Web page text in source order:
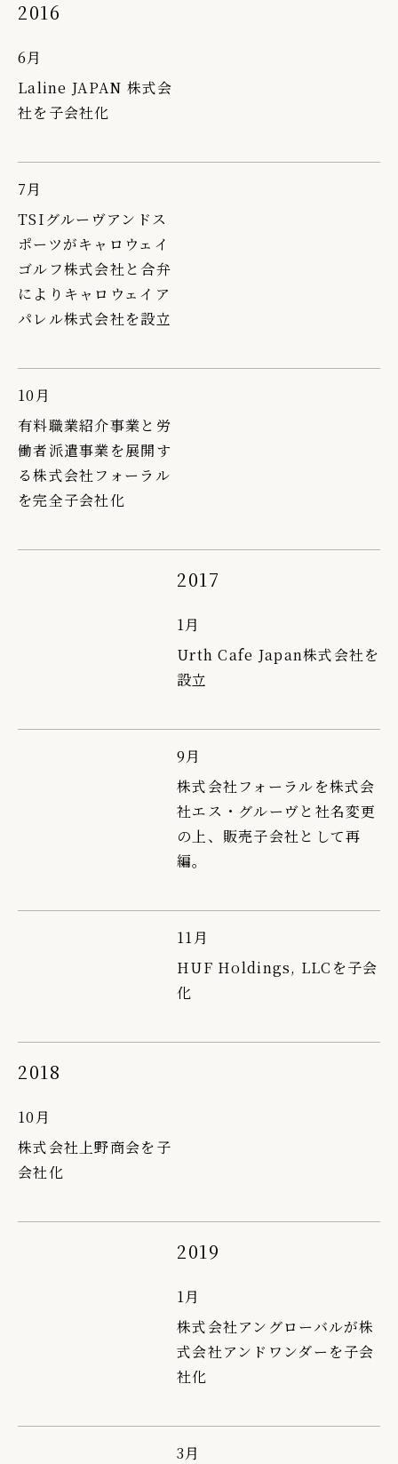
2016
6月
Laline JAPAN 株式会
社を子会社化
7月
TSIグルーヴアンドス
ポーツがキャロウェイ
ゴルフ株式会社と合弁
によりキャロウェイア
パレル株式会社を設立
10月
有料職業紹介事業と労
働者派遣事業を展開す
る株式会社フォーラル
を完全子会社化
2017
1月
Urth Cafe Japan株式会社を
設立
9月
株式会社フォーラルを株式会
社エス・グルーヴと社名変更
の上、販売子会社として再
編。
11月
HUF Holdings, LLCを子会
化
2018
10月
株式会社上野商会を子
会社化
2019
1月
株式会社アングローバルが株
式会社アンドワンダーを子会
社化
3月